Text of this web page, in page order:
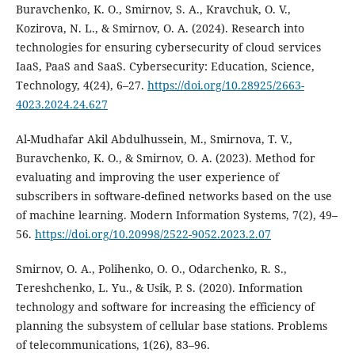
Buravchenko, K. O., Smirnov, S. A., Kravchuk, O. V.,
Kozirova, N. L., & Smirnov, O. A. (2024). Research into
technologies for ensuring cybersecurity of cloud services
IaaS, PaaS and SaaS. Cybersecurity: Education, Science,
Technology, 4(24), 6–27. https://doi.org/10.28925/2663-
4023.2024.24.627
Al-Mudhafar Akil Abdulhussein, M., Smirnova, T. V.,
Buravchenko, K. O., & Smirnov, O. A. (2023). Method for
evaluating and improving the user experience of
subscribers in software-defined networks based on the use
of machine learning. Modern Information Systems, 7(2), 49–
56. https://doi.org/10.20998/2522-9052.2023.2.07
Smirnov, O. A., Polihenko, O. O., Odarchenko, R. S.,
Tereshchenko, L. Yu., & Usik, P. S. (2020). Information
technology and software for increasing the efficiency of
planning the subsystem of cellular base stations. Problems
of telecommunications, 1(26), 83–96.